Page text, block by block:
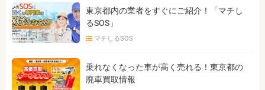
東京都内の業者をすぐにご紹介！「マチし
るSOS」
マチしるSOS
乗れなくなった車が高く売れる！東京都の
廃車買取情報